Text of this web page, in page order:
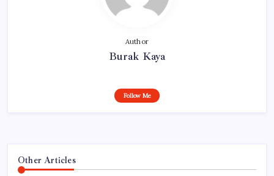
Author
Burak Kaya
Follow Me
Other Articles